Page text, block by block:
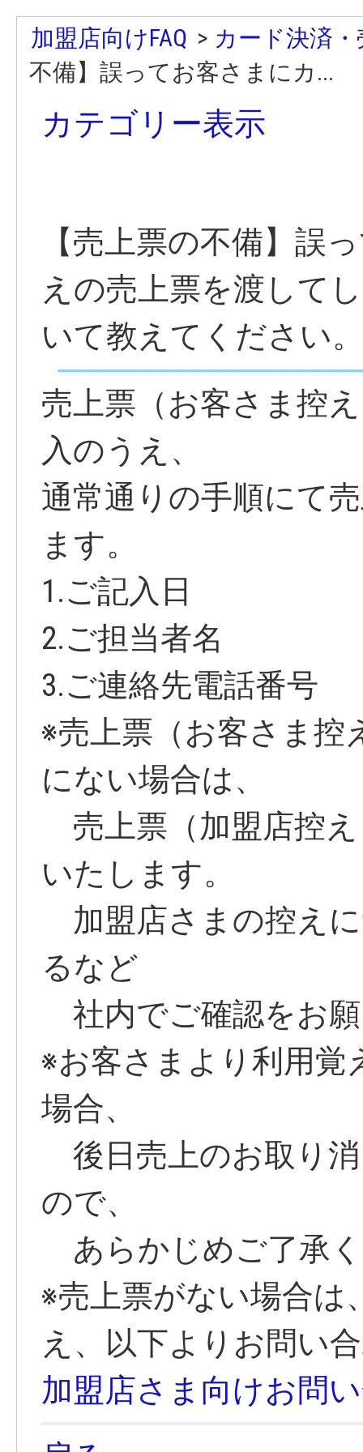
加盟店向けFAQ > カード決済
不備】誤ってお客さまにカ...
カテゴリー表示
【売上票の不備】誤
えの売上票を渡して
いて教えてください。
売上票（お客さま控
入のうえ、
通常通りの手順にて
ます。
1.ご記入日
2.ご担当者名
3.ご連絡先電話番号
※売上票（お客さま控
にない場合は、
売上票（加盟店控
いたします。
加盟店さまの控え
るなど
社内でご確認をお
※お客さまより利用覚
場合、
後日売上のお取り
ので、
あらかじめご了承
※売上票がない場合は
え、以下よりお問い
加盟店さま向けお問